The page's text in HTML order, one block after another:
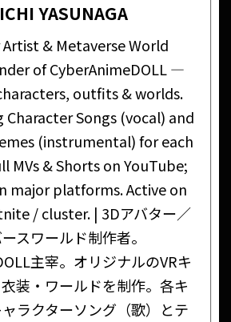
YASUNAGA
Artist & Metaverse World
of CyberAnimeDOLL —
outfits & worlds.
Character Songs (vocal) and
(instrumental) for each
MVs & Shorts on YouTube;
major platforms. Active on
/ cluster. | 3Dアバター／
スワールド制作者。
主宰。オリジナルのVRキ
装・ワールドを制作。各キ
ラクターソング（歌）とテ